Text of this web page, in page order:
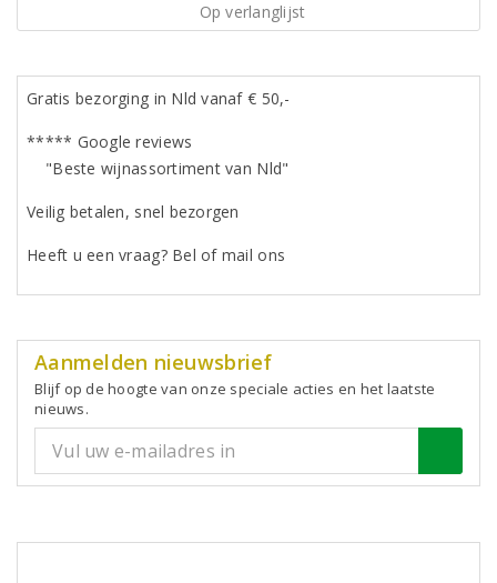
Op verlanglijst
Gratis bezorging in Nld vanaf € 50,-
***** Google reviews
"Beste wijnassortiment van Nld"
Veilig betalen, snel bezorgen
Heeft u een vraag? Bel of mail ons
Aanmelden nieuwsbrief
Blijf op de hoogte van onze speciale acties en het laatste
nieuws.